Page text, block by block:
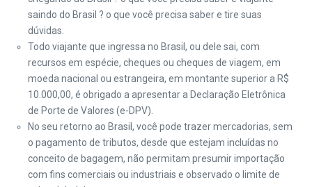
saindo do Brasil ? o que você precisa saber e tire suas
dúvidas.
Todo viajante que ingressa no Brasil, ou dele sai, com
recursos em espécie, cheques ou cheques de viagem, em
moeda nacional ou estrangeira, em montante superior a R$
10.000,00, é obrigado a apresentar a Declaração Eletrônica
de Porte de Valores (e-DPV).
No seu retorno ao Brasil, você pode trazer mercadorias, sem
o pagamento de tributos, desde que estejam incluídas no
conceito de bagagem, não permitam presumir importação
com fins comerciais ou industriais e observado o limite de